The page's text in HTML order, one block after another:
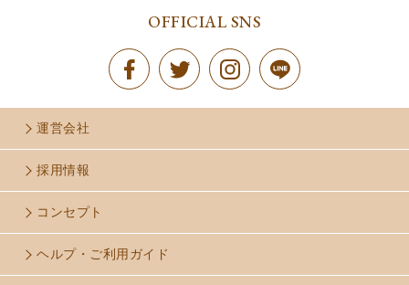
OFFICIAL SNS
運営会社
採用情報
コンセプト
ヘルプ・ご利用ガイド